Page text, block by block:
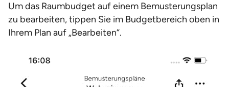
Um das Raumbudget auf einem Bemusterungsplan
zu bearbeiten, tippen Sie im Budgetbereich oben in
Ihrem Plan auf „Bearbeiten“.